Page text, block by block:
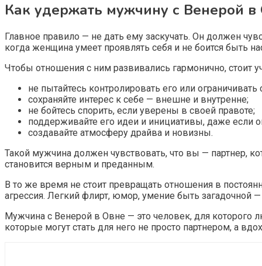
Как удержать мужчину с Венерой в
Главное правило — не дать ему заскучать. Он должен
когда женщина умеет проявлять себя и не боится быть
Чтобы отношения с ним развивались гармонично, стоит
не пытайтесь контролировать его или ограничивать
сохраняйте интерес к себе — внешне и внутренне;
не бойтесь спорить, если уверены в своей правоте;
поддерживайте его идеи и инициативы, даже если
создавайте атмосферу драйва и новизны.
Такой мужчина должен чувствовать, что вы — партнер,
становится верным и преданным.
В то же время не стоит превращать отношения в
агрессия. Легкий флирт, юмор, умение быть загадочной
Мужчина с Венерой в Овне — это человек, для которого
которые могут стать для него не просто партнером, а